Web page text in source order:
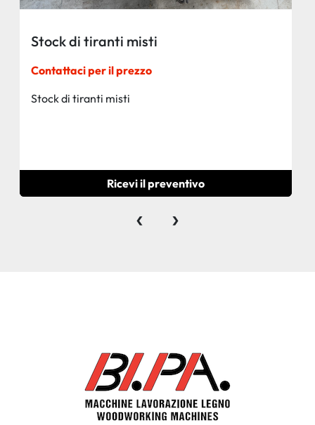
Stock di tiranti misti
Contattaci per il prezzo
Stock di tiranti misti
Ricevi il preventivo
‹ ›